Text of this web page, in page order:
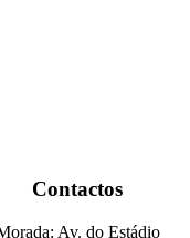
Contactos
Av. do Estádio